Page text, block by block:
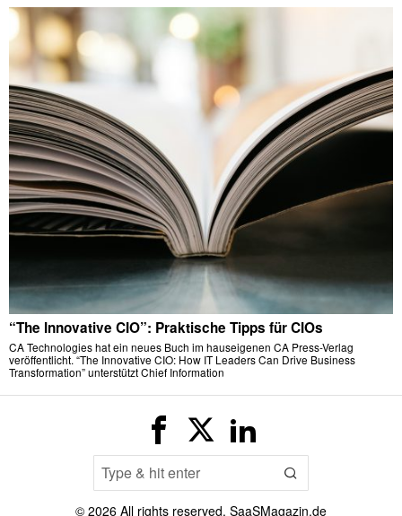
“The Innovative CIO”: Praktische Tipps für CIOs
CA Technologies hat ein neues Buch im hauseigenen CA Press-Verlag
veröffentlicht. “The Innovative CIO: How IT Leaders Can Drive Business
Transformation” unterstützt Chief Information
© 2026 All rights reserved. SaaSMagazin.de